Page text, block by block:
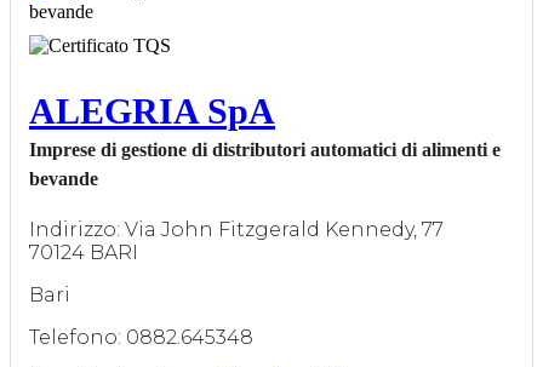
ALEGRIA SpA
Imprese di gestione di distributori automatici di alimenti e
bevande
Indirizzo: Via John Fitzgerald Kennedy, 77
70124 BARI
Bari
Telefono: 0882.645348